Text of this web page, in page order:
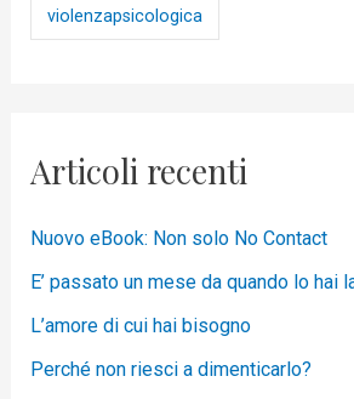
violenzapsicologica
Articoli recenti
Nuovo eBook: Non solo No Contact
E’ passato un mese da quando lo hai
L’amore di cui hai bisogno
Perché non riesci a dimenticarlo?